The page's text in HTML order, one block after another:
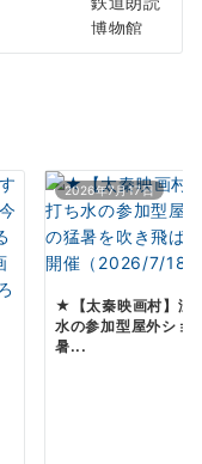
2026年7月17日
★【太秦映画村】涼
水の参加型屋外ショ
暑...